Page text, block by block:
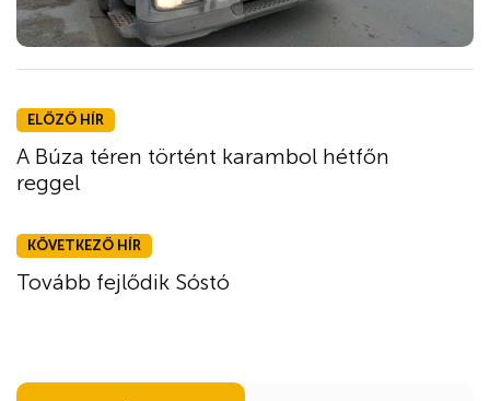
ELŐZŐ HÍR
A Búza téren történt karambol hétfőn
reggel
KÖVETKEZŐ HÍR
Tovább fejlődik Sóstó